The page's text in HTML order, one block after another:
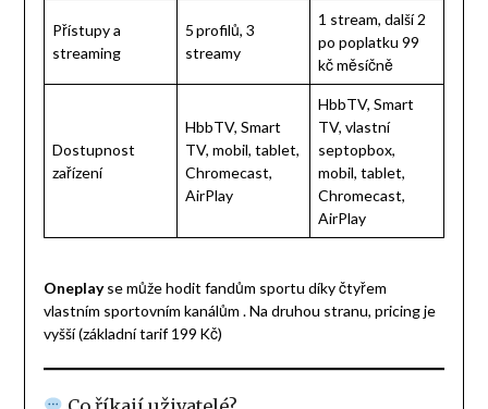
Přístupy a
streaming
5 profilů, 3
streamy
1 stream, další 2
po poplatku 99
kč měsíčně
Dostupnost
zařízení
HbbTV, Smart
TV, mobil, tablet,
Chromecast,
AirPlay
HbbTV, Smart
TV, vlastní
septopbox,
mobil, tablet,
Chromecast,
AirPlay
Oneplayse může hodit fandům sportu díky čtyřem
vlastním sportovním kanálům . Na druhou stranu, pricing je
vyšší (základní tarif 199 Kč)